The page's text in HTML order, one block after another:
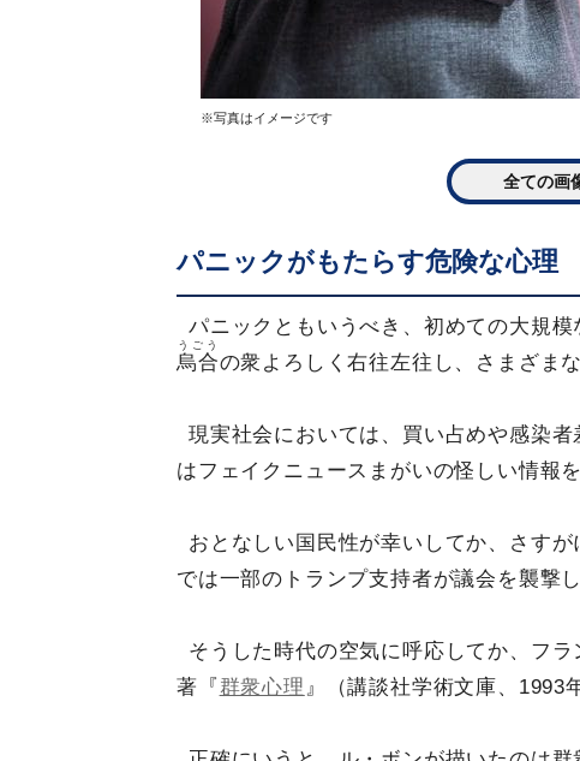
※写真はイメージです
全ての画
パニックがもたらす危険な心理
パニックともいうべき、初めての大規
烏合
うごう
の衆よろしく右往左往し、さまざま
現実社会においては、買い占めや感染
はフェイクニュースまがいの怪しい情報
おとなしい国民性が幸いしてか、さす
では一部のトランプ支持者が議会を襲撃
そうした時代の空気に呼応してか、フ
著『 群衆心理 』（講談社学術文庫、1993